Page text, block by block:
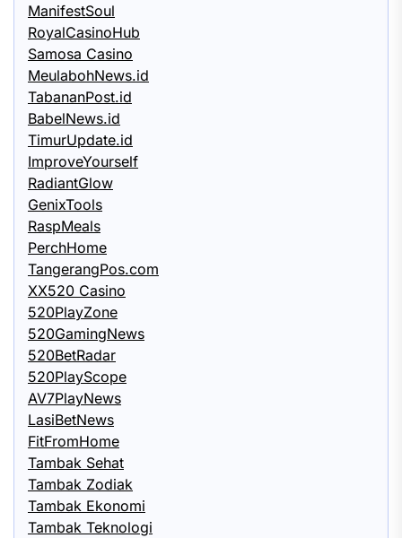
ManifestSoul
RoyalCasinoHub
Samosa Casino
MeulabohNews.id
TabananPost.id
BabelNews.id
TimurUpdate.id
ImproveYourself
RadiantGlow
GenixTools
RaspMeals
PerchHome
TangerangPos.com
XX520 Casino
520PlayZone
520GamingNews
520BetRadar
520PlayScope
AV7PlayNews
LasiBetNews
FitFromHome
Tambak Sehat
Tambak Zodiak
Tambak Ekonomi
Tambak Teknologi